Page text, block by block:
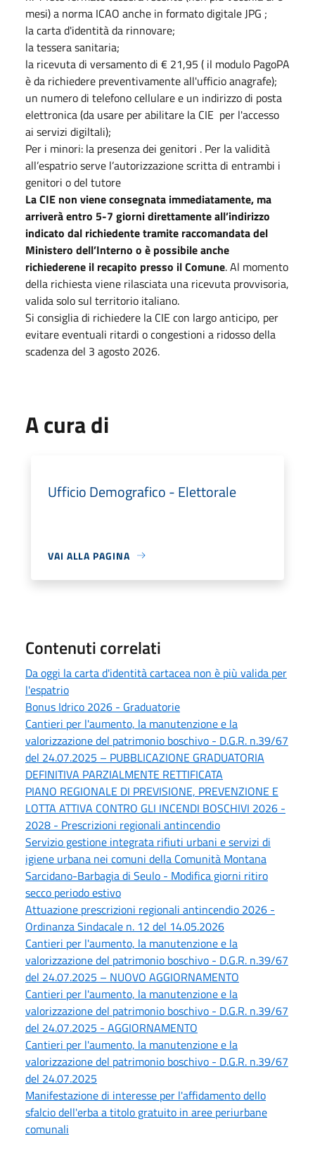
mesi) a norma ICAO anche in formato digitale JPG ;
la carta d'identità da rinnovare;
la tessera sanitaria;
la ricevuta di versamento di € 21,95 ( il modulo PagoPA
è da richiedere preventivamente all'ufficio anagrafe);
un numero di telefono cellulare e un indirizzo di posta
elettronica (da usare per abilitare la CIE per l'accesso
ai servizi digiltali);
Per i minori: la presenza dei genitori . Per la validità
all’espatrio serve l’autorizzazione scritta di entrambi i
genitori o del tutore
La CIE non viene consegnata immediatamente, ma
arriverà entro 5-7 giorni direttamente all’indirizzo
indicato dal richiedente tramite raccomandata del
Ministero dell’Interno o è possibile anche
richiederene il recapito presso il Comune. Al momento
della richiesta viene rilasciata una ricevuta provvisoria,
valida solo sul territorio italiano.
Si consiglia di richiedere la CIE con largo anticipo, per
evitare eventuali ritardi o congestioni a ridosso della
scadenza del 3 agosto 2026.
A cura di
Ufficio Demografico - Elettorale
VAI ALLA PAGINA
Contenuti correlati
Da oggi la carta d'identità cartacea non è più valida per
l'espatrio
Bonus Idrico 2026 - Graduatorie
Cantieri per l'aumento, la manutenzione e la
valorizzazione del patrimonio boschivo - D.G.R. n.39/67
del 24.07.2025 – PUBBLICAZIONE GRADUATORIA
DEFINITIVA PARZIALMENTE RETTIFICATA
PIANO REGIONALE DI PREVISIONE, PREVENZIONE E
LOTTA ATTIVA CONTRO GLI INCENDI BOSCHIVI 2026 -
2028 - Prescrizioni regionali antincendio
Servizio gestione integrata rifiuti urbani e servizi di
igiene urbana nei comuni della Comunità Montana
Sarcidano-Barbagia di Seulo - Modifica giorni ritiro
secco periodo estivo
Attuazione prescrizioni regionali antincendio 2026 -
Ordinanza Sindacale n. 12 del 14.05.2026
Cantieri per l'aumento, la manutenzione e la
valorizzazione del patrimonio boschivo - D.G.R. n.39/67
del 24.07.2025 – NUOVO AGGIORNAMENTO
Cantieri per l'aumento, la manutenzione e la
valorizzazione del patrimonio boschivo - D.G.R. n.39/67
del 24.07.2025 - AGGIORNAMENTO
Cantieri per l'aumento, la manutenzione e la
valorizzazione del patrimonio boschivo - D.G.R. n.39/67
del 24.07.2025
Manifestazione di interesse per l'affidamento dello
sfalcio dell'erba a titolo gratuito in aree periurbane
comunali